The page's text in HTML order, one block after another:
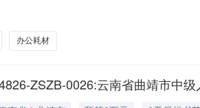
示询价人安徽海螺水泥股份有限公司白马
办公耗材
ZSZB-0026:云南省曲靖市中